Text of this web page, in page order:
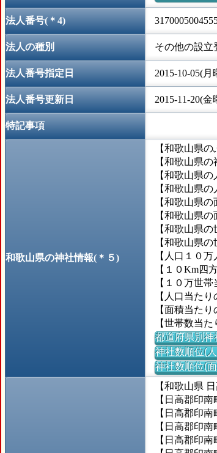
法人番号(＊4)
法人の種別 その他の設立
法人番号指定日 2015-10-05(月
法人番号更新日 2015-11-20(金
特記事項
和歌山県の神社情報(＊５)
【和歌山県
【和歌山県
【和歌山県の
【和歌山県
【和歌山県
【和歌山県
【和歌山県
【和歌山県
【人口１０
【１０Km四
【１０万世
【人口当た
【面積当た
【世帯数当
都道府県別神
神社数順位(
神社数順位(
【和歌山県
【日高郡印
【日高郡印
【日高郡印
【日高郡印